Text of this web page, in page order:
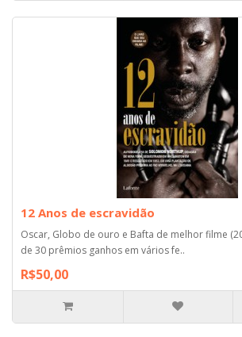
12 Anos de escravidão
Oscar, Globo de ouro e Bafta de melhor filme
de 30 prêmios ganhos em vários fe..
R$50,00